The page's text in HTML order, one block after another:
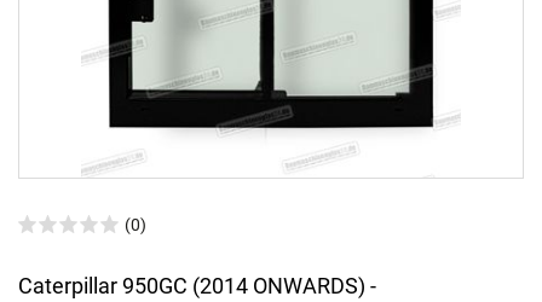
(0)
Caterpillar 950GC (2014 ONWARDS) -